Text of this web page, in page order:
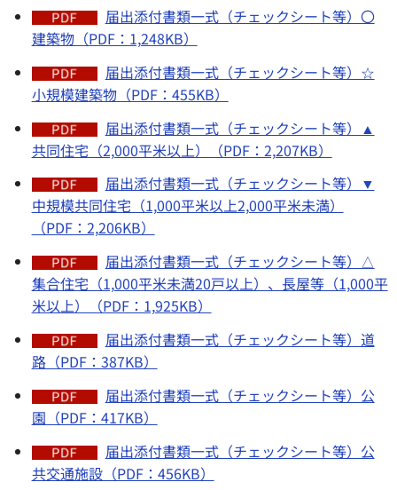
届出添付書類一式（チェックシート等）〇
建築物（PDF：1,248KB）
届出添付書類一式（チェックシート等）☆
小規模建築物（PDF：455KB）
届出添付書類一式（チェックシート等）▲
共同住宅（2,000平米以上）（PDF：2,207KB）
届出添付書類一式（チェックシート等）▼
中規模共同住宅（1,000平米以上2,000平米未満）
（PDF：2,206KB）
届出添付書類一式（チェックシート等）△
集合住宅（1,000平米未満20戸以上）、長屋等（1,000平
米以上）（PDF：1,925KB）
届出添付書類一式（チェックシート等）道
路（PDF：387KB）
届出添付書類一式（チェックシート等）公
園（PDF：417KB）
届出添付書類一式（チェックシート等）公
共交通施設（PDF：456KB）